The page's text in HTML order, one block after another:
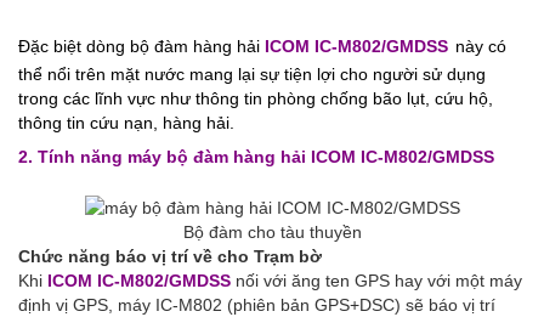
Đặc biệt dòng bộ đàm hàng hải ICOM IC-M802/GMDSS này có
thể nổi trên mặt nước mang lại sự tiện lợi cho người sử dụng
trong các lĩnh vực như thông tin phòng chống bão lụt, cứu hộ,
thông tin cứu nạn, hàng hải.
2. Tính năng máy bộ đàm hàng hải ICOM IC-M802/GMDSS
Bộ đàm cho tàu thuyền
Chức năng báo vị trí về cho Trạm bờ
Khi ICOM IC-M802/GMDSS nối với ăng ten GPS hay với một máy
định vị GPS, máy IC-M802 (phiên bản GPS+DSC) sẽ báo vị trí